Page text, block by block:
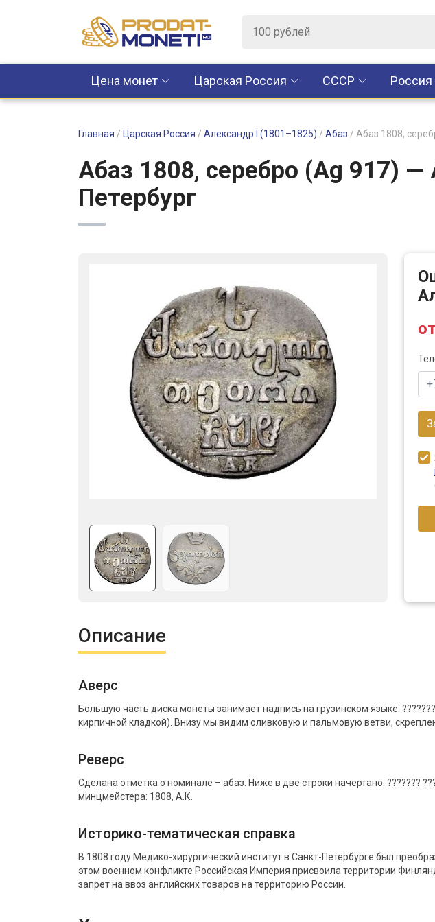
Цена монет Царская Россия CCCР Россия
Главная / Царская Россия / Александр I (1801–1825) / Абаз / Абаз 1808,
Абаз 1808, серебро (Ag 917)
Петербург
Описание
Аверс
Большую часть диска монеты занимает надпись на грузинском языке:
кирпичной кладкой). Внизу мы видим оливковую и пальмовую ветви,
Реверс
Сделана отметка о номинале – абаз. Ниже в две строки начертано: ???????
минцмейстера: 1808, А.К.
Историко-тематическая справка
В 1808 году Медико-хирургический институт в Санкт-Петербурге был
этом военном конфликте Российская Империя присвоила территории
запрет на ввоз английских товаров на территорию России.